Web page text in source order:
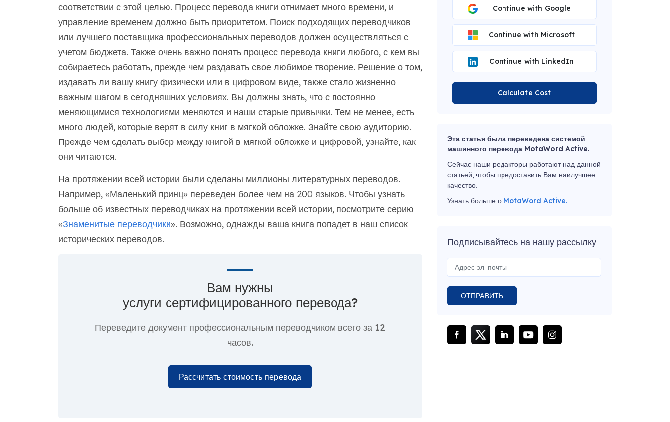
соответствии с этой целью. Процесс перевода книги отнимает много времени, и
управление временем должно быть приоритетом. Поиск подходящих переводчиков
или лучшего поставщика профессиональных переводов должен осуществляться с
учетом бюджета. Также очень важно понять процесс перевода книги любого, с кем вы
собираетесь работать, прежде чем раздавать свое любимое творение. Решение о том,
издавать ли вашу книгу физически или в цифровом виде, также стало жизненно
важным шагом в сегодняшних условиях. Вы должны знать, что с постоянно
меняющимися технологиями меняются и наши старые привычки. Тем не менее, есть
много людей, которые верят в силу книг в мягкой обложке. Знайте свою аудиторию.
Прежде чем сделать выбор между книгой в мягкой обложке и цифровой, узнайте, как
они читаются.
На протяжении всей истории были сделаны миллионы литературных переводов.
Например, «Маленький принц» переведен более чем на 200 языков. Чтобы узнать
больше об известных переводчиках на протяжении всей истории, посмотрите серию
«Знаменитые переводчики». Возможно, однажды ваша книга попадет в наш список
исторических переводов.
Вам нужны
услуги сертифицированного перевода?
Переведите документ профессиональным переводчиком всего за 12
часов.
Рассчитать стоимость перевода
Continue with Google
Continue with Microsoft
Continue with LinkedIn
Calculate Cost
Эта статья была переведена системой
машинного перевода MotaWord Active.
Сейчас наши редакторы работают над данной
статьей, чтобы предоставить Вам наилучшее
качество.
Узнать больше о MotaWord Active.
Подписывайтесь на нашу рассылку
ОТПРАВИТЬ